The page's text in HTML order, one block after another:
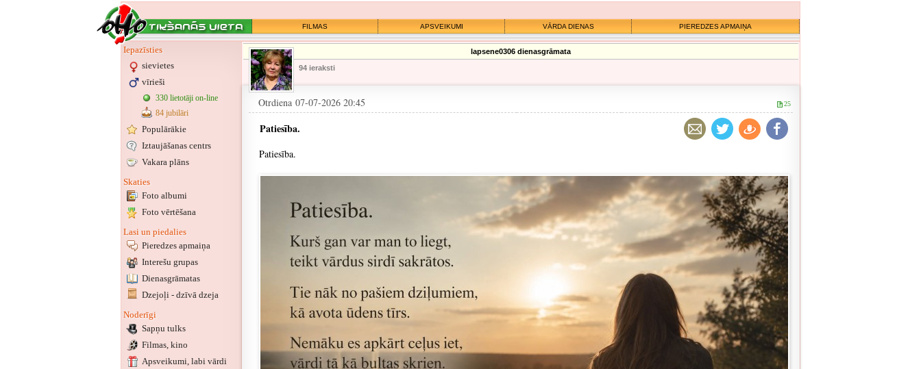
FILMAS APSVEIKUMI VĀRDA DIENAS PIEREDZES APMAIŅA
Iepazīsties
sievietes
vīrieši
330 lietotāji on-line
84 jubilāri
Populārākie
Iztaujāšanas centrs
Vakara plāns
Skaties
Foto albumi
Foto vērtēšana
Lasi un piedalies
Pieredzes apmaiņa
Interešu grupas
Dienasgrāmatas
Dzejoļi - dzīvā dzeja
Noderīgi
Sapņu tulks
Filmas, kino
Apsveikumi, labi vārdi
lapsene0306 dienasgrāmata
94 ieraksti
Otrdiena 07-07-2026 20:45 25
Patiesība.
Patiesība.